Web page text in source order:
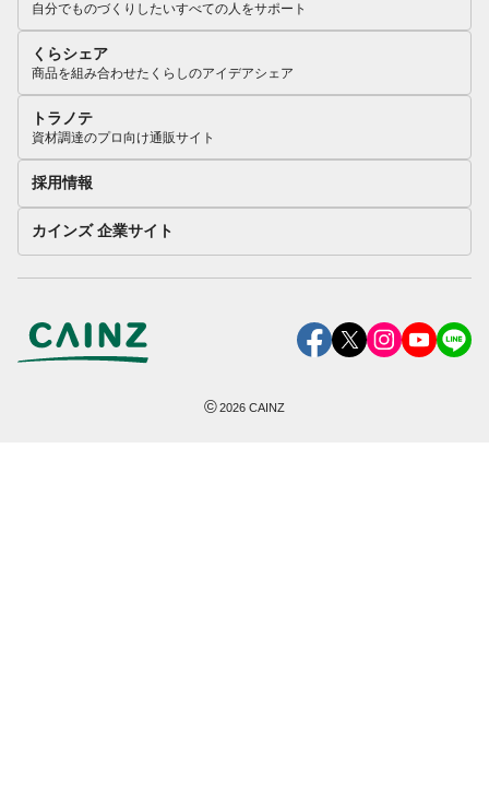
自分でものづくりしたいすべての人をサポート
くらシェア
商品を組み合わせたくらしのアイデアシェア
トラノテ
資材調達のプロ向け通販サイト
採用情報
カインズ 企業サイト
©2026 CAINZ